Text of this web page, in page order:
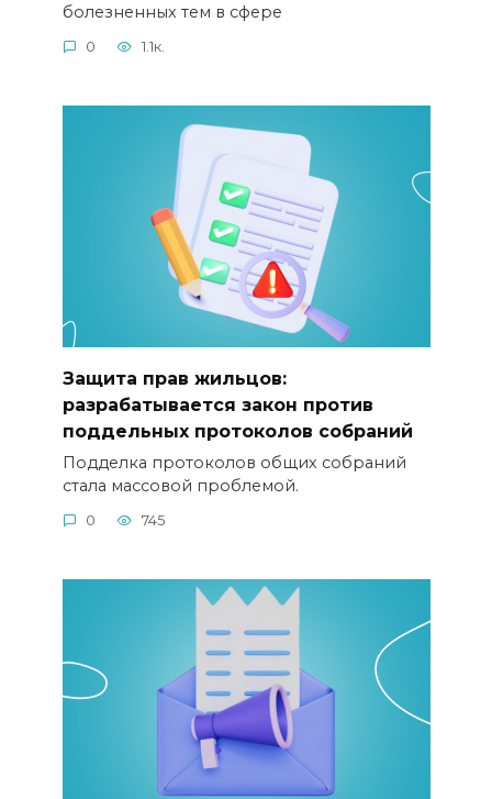
болезненных тем в сфере
0 1.1к.
Защита прав жильцов:
разрабатывается закон против
поддельных протоколов собраний
Подделка протоколов общих собраний
стала массовой проблемой.
0 745